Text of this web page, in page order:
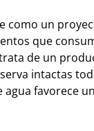
como un
que
de un
intactas
favorece